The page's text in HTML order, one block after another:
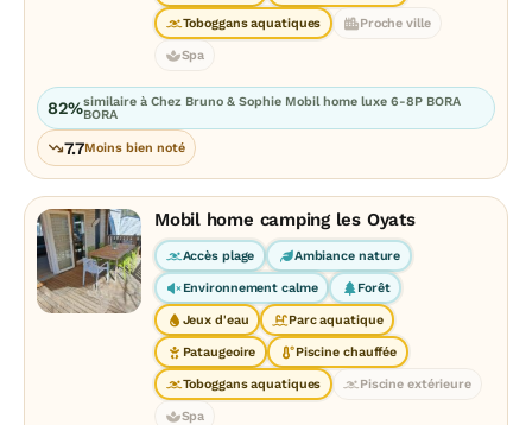
Toboggans aquatiques Proche ville
Spa
82%similaire à Chez Bruno & Sophie Mobil home luxe 6-8P BORA
BORA
7.7Moins bien noté
Mobil home camping les Oyats
Accès plage Ambiance nature
Environnement calme Forêt
Jeux d'eau Parc aquatique
Pataugeoire Piscine chauffée
Toboggans aquatiques Piscine extérieure
Spa